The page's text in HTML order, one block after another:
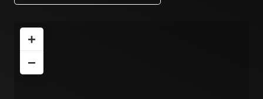
+
−